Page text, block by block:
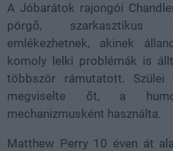
A Jóbarátok rajongói
pörgő, szarkasztikus
emlékezhetnek, akinek
komoly lelki problémák is
többször rámutatott. Szülei
megviselte őt, a
mechanizmusként használta.
Matthew Perry 10 éven át